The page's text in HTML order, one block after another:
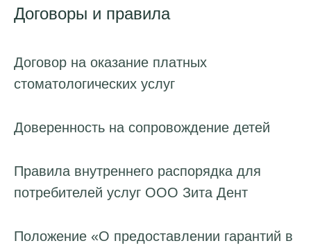
Договоры и правила
Договор на оказание платных
стоматологических услуг
Доверенность на сопровождение детей
Правила внутреннего распорядка для
потребителей услуг ООО Зита Дент
Положение «О предоставлении гарантий в